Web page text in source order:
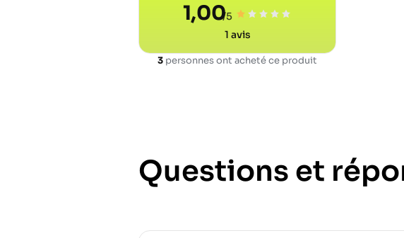
1,00/5
1 avis
3 personnes ont acheté ce produit
Questions et